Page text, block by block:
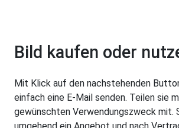
Bild kaufen oder
Mit Klick auf den nachstehenden
einfach eine E-Mail senden. Teilen sie
gewünschten Verwendungszweck mit.